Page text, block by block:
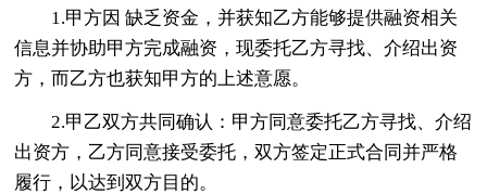
1.甲方因 缺乏资金，并获知乙方能够提供融资相关
信息并协助甲方完成融资，现委托乙方寻找、介绍出资
方，而乙方也获知甲方的上述意愿。
2.甲乙双方共同确认：甲方同意委托乙方寻找、介绍
出资方，乙方同意接受委托，双方签定正式合同并严格
履行，以达到双方目的。